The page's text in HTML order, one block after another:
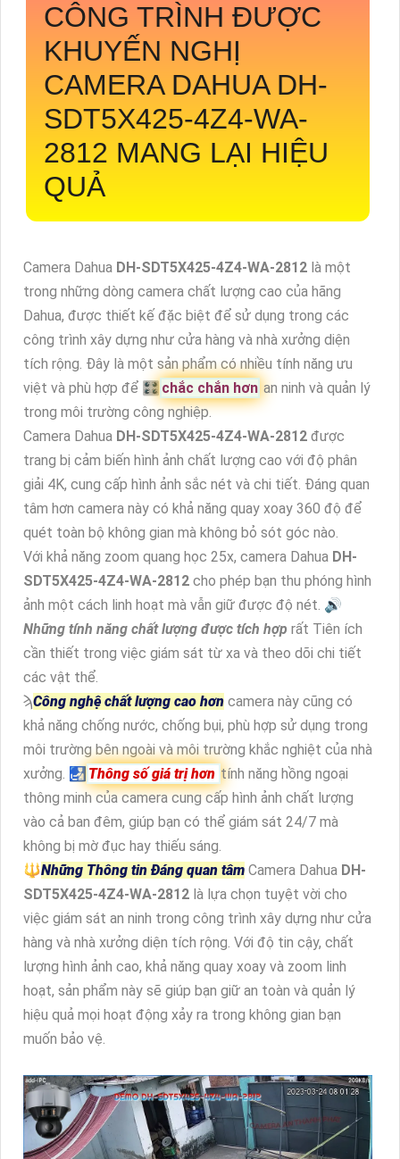
CÔNG TRÌNH ĐƯỢC
KHUYẾN NGHỊ
CAMERA DAHUA DH-
SDT5X425-4Z4-WA-
2812 MANG LẠI HIỆU
QUẢ
Camera Dahua DH-SDT5X425-4Z4-WA-2812 là một
trong những dòng camera chất lượng cao của hãng
Dahua, được thiết kế đặc biệt để sử dụng trong các
công trình xây dựng như cửa hàng và nhà xưởng diện
tích rộng. Đây là một sản phẩm có nhiều tính năng ưu
việt và phù hợp để 🎛 chắc chắn hơn an ninh và quản lý
trong môi trường công nghiệp.
Camera Dahua DH-SDT5X425-4Z4-WA-2812 được
trang bị cảm biến hình ảnh chất lượng cao với độ phân
giải 4K, cung cấp hình ảnh sắc nét và chi tiết. Đáng quan
tâm hơn camera này có khả năng quay xoay 360 độ để
quét toàn bộ không gian mà không bỏ sót góc nào.
Với khả năng zoom quang học 25x, camera Dahua DH-
SDT5X425-4Z4-WA-2812 cho phép bạn thu phóng hình
ảnh một cách linh hoạt mà vẫn giữ được độ nét. 🔊
Những tính năng chất lượng được tích hợp rất Tiên ích
cần thiết trong việc giám sát từ xa và theo dõi chi tiết
các vật thể.
ϡCông nghệ chất lượng cao hơn camera này cũng có
khả năng chống nước, chống bụi, phù hợp sử dụng trong
môi trường bên ngoài và môi trường khắc nghiệt của nhà
xưởng. 🛃 Thông số giá trị hơn tính năng hồng ngoại
thông minh của camera cung cấp hình ảnh chất lượng
vào cả ban đêm, giúp bạn có thể giám sát 24/7 mà
không bị mờ đục hay thiếu sáng.
🔱Những Thông tin Đáng quan tâm Camera Dahua DH-
SDT5X425-4Z4-WA-2812 là lựa chọn tuyệt vời cho
việc giám sát an ninh trong công trình xây dựng như cửa
hàng và nhà xưởng diện tích rộng. Với độ tin cậy, chất
lượng hình ảnh cao, khả năng quay xoay và zoom linh
hoạt, sản phẩm này sẽ giúp bạn giữ an toàn và quản lý
hiệu quả mọi hoạt động xảy ra trong không gian bạn
muốn bảo vệ.